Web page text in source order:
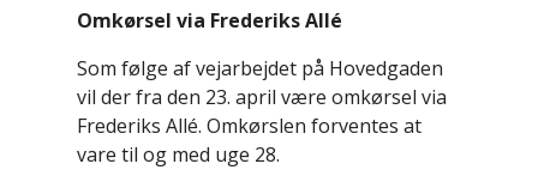
Omkørsel via Frederiks Allé
Som følge af vejarbejdet på Hovedgaden
vil der fra den 23. april være omkørsel via
Frederiks Allé. Omkørslen forventes at
vare til og med uge 28.